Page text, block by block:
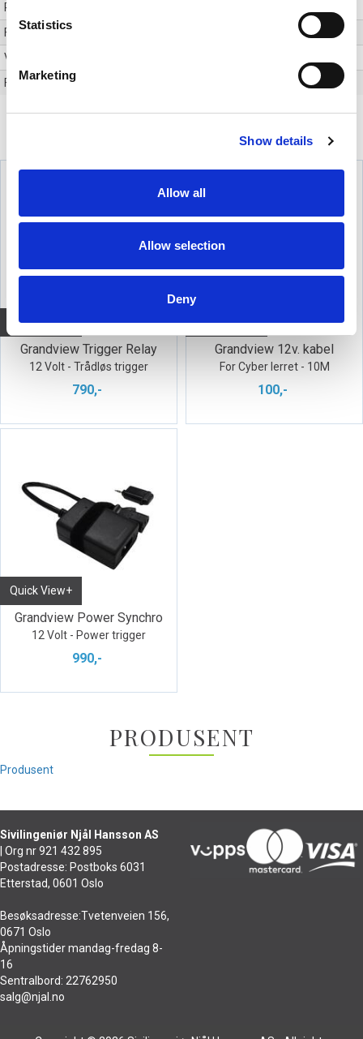
Statistics
Marketing
Show details
Allow all
Allow selection
Deny
RS232 styring
Farge lerret kasse
Vegg/takfeste
Fjernkontroll
TILBEHØR
Quick View+
Grandview Trigger Relay
12 Volt - Trådløs trigger
790,-
Quick View+
Grandview 12v. kabel
For Cyber lerret - 10M
100,-
Quick View+
Grandview Power Synchro
12 Volt - Power trigger
990,-
PRODUSENT
Produsent
Sivilingeniør Njål Hansson AS
| Org nr 921 432 895
Postadresse: Postboks 6031
Etterstad, 0601 Oslo
Besøksadresse:Tvetenveien 156,
0671 Oslo
Åpningstider mandag-fredag 8-
16
Sentralbord: 22762950
salg@njal.no